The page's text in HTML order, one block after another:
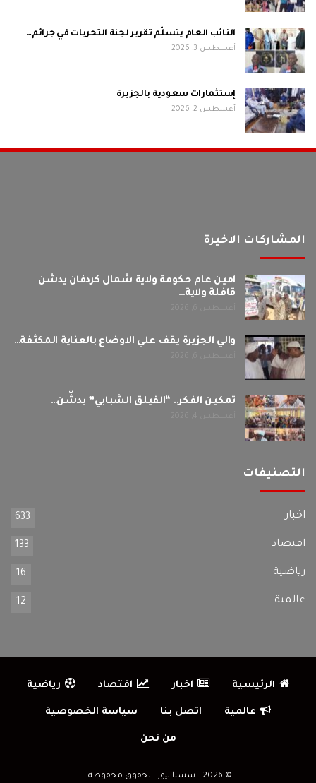
النائب العام يتسلّم تقرير لجنة التحريات في جرائم…
أغسطس 3, 2026
إستثمارات سعودية بالجزيرة
أغسطس 2, 2026
المشاركات الاخيرة
امين عام حكومة ولاية شمال كردفان يدشن
قافلة ولاية…
والي الجزيرة يقف علي الاوضاع بالعناية المكثفة…
تمكين الفكر.. “الفيلق الشبابي” يدشّن…
التصنيفات
اخبار 633
اقتصاد 133
رياضية 16
عالمية 12
الرئيسية اخبار اقتصاد رياضية
عالمية اتصل بنا سياسة الخصوصية
من نحن
© 2026 - سسنا نيوز. الحقوق محفوظة.